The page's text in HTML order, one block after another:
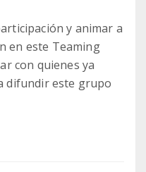
y animar a
en este Teaming
con quienes ya
difundir este grupo